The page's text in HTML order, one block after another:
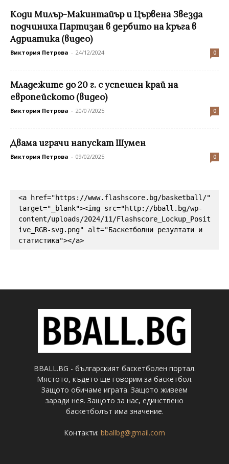
Коди Милър-Макинтайър и Цървена Звезда
подчиниха Партизан в дербито на кръга в
Адриатика (видео)
Виктория Петрова - 24/12/2024 0
Младежите до 20 г. с успешен край на
европейското (видео)
Виктория Петрова - 20/07/2025 0
Двама играчи напускат Шумен
Виктория Петрова - 09/02/2025 0
<a href="https://www.flashscore.bg/basketball/"
target="_blank"><img src="http://bball.bg/wp-
content/uploads/2024/11/Flashscore_Lockup_Posit
ive_RGB-svg.png" alt="Баскетболни резултати и
статистика"></a>
BBALL.BG - българският баскетболен портал.
Мястото, където ще говорим за баскетбол.
Защото обичаме играта. Защото живеем
заради нея. Защото за нас, единствено
баскетболът има значение.
Контакти: bballbg@gmail.com